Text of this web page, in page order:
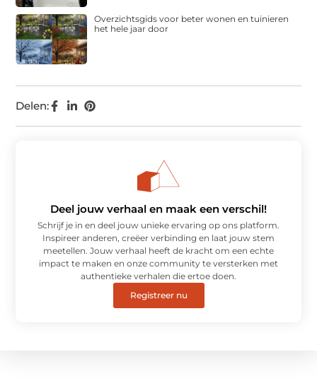
Delen:
Overzichtsgids voor beter wonen en tuinieren
het hele jaar door
Deel jouw verhaal en maak een verschil!
Schrijf je in en deel jouw unieke ervaring op ons platform.
Inspireer anderen, creëer verbinding en laat jouw stem
meetellen. Jouw verhaal heeft de kracht om een echte
impact te maken en onze community te versterken met
authentieke verhalen die ertoe doen.
Registreer nu